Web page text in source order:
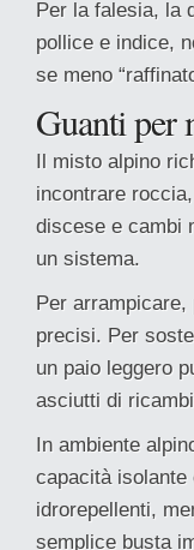
Per la falesia, la
pollice e indice,
se meno
Guanti per
Il misto alpino
incontrare
discese e cambi
un sistema.
Per
precisi. Per
un paio leggero
asciutti di
In ambiente
capacità isolante
idrorepellenti,
semplice busta